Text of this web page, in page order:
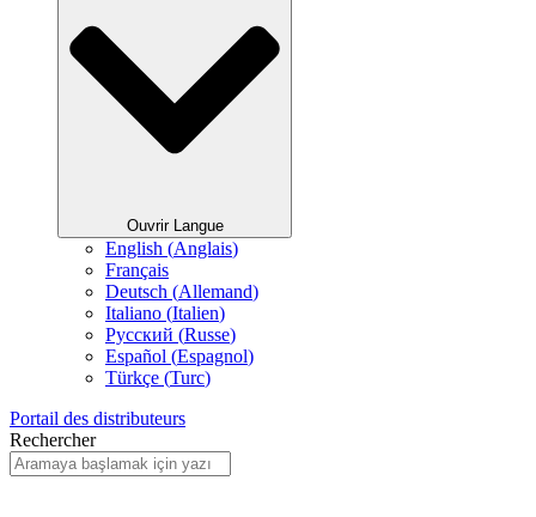
Ouvrir Langue
English (Anglais)
Français
Deutsch (Allemand)
Italiano (Italien)
Русский (Russe)
Español (Espagnol)
Türkçe (Turc)
Portail des distributeurs
Rechercher